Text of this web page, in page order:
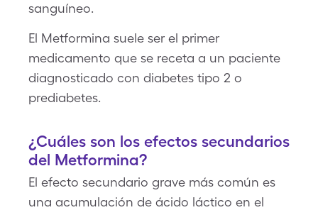
sanguíneo.
El Metformina suele ser el primer
medicamento que se receta a un paciente
diagnosticado con diabetes tipo 2 o
prediabetes.
¿Cuáles son los efectos secundarios
del Metformina?
El efecto secundario grave más común es
una acumulación de ácido láctico en el